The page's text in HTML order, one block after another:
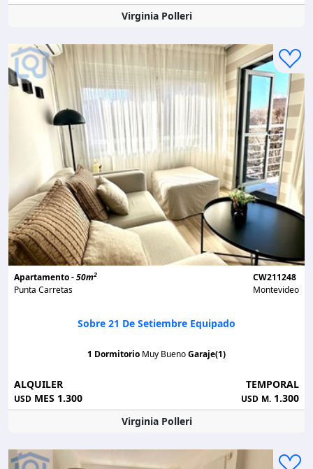
Virginia Polleri
Apartamento -50m2
Punta Carretas
CW211248
Montevideo
Sobre 21 De Setiembre Equipado
1 Dormitorio Muy BuenoGaraje(1)
ALQUILER
USD MES 1.300
TEMPORAL
USD M. 1.300
Virginia Polleri